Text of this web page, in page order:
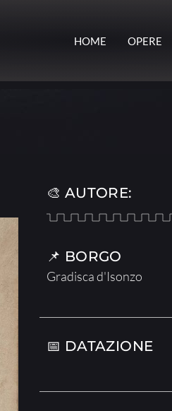
HOME OPERE
🎨 AUTORE:
📌 BORGO
Gradisca d'Isonzo
📅 DATAZIONE